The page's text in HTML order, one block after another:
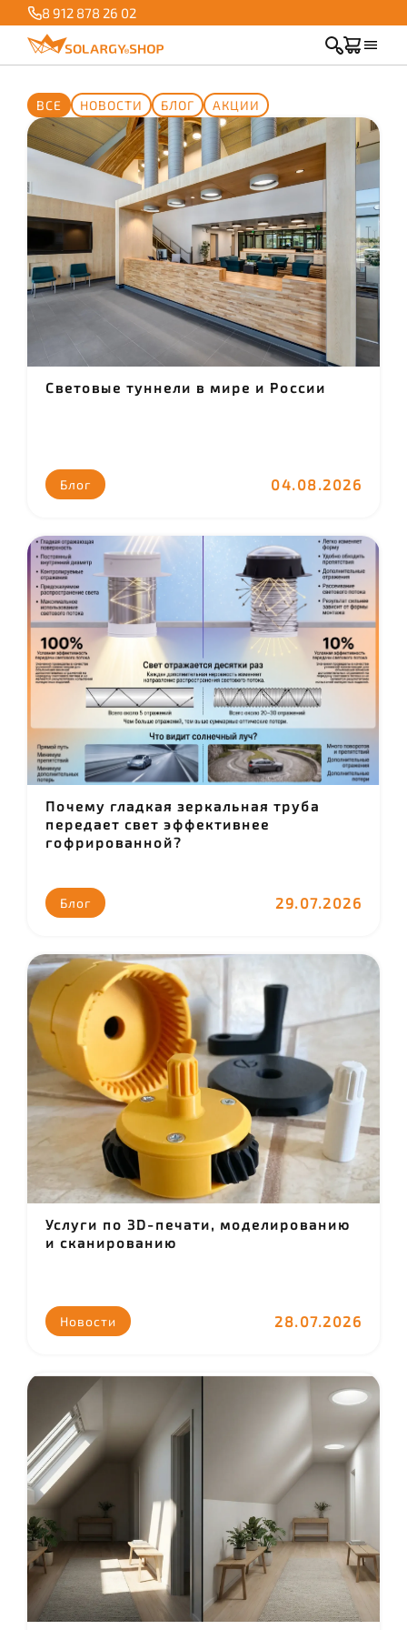
8 912 878 26 02
ВСЕ НОВОСТИ БЛОГ АКЦИИ
Световые туннели в мире и России
Блог 04.08.2026
Почему гладкая зеркальная труба
передает свет эффективнее
гофрированной?
Блог 29.07.2026
Услуги по 3D-печати, моделированию
и сканированию
Новости 28.07.2026